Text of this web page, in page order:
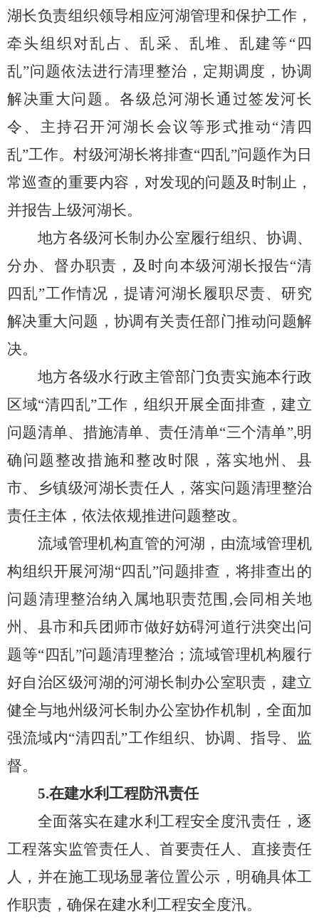
湖长负责组织领导相应河湖管理和保护工作，
牵头组织对乱占、乱采、乱堆、乱建等 “四
乱”问题依法进行清理整治，定期调度，协调
解决重大问题。各级总河湖长通过签发河长
令、主持召开河湖长 会议等形式推动“清四
乱”工作。村级河湖长将排查“四乱”问题作为日
常巡查的重要内容，对发现的问题及时制止，
并报告上级河湖长。
地方各级河长制办公室履行组织、协调、
分办、督办职责，及时向本级河湖长报告“清
四乱”工作情况，提请河湖长履职尽责、研究
解决重大问题，协调有关责任部门推动问题解
决。
地方各级水行政主管部门负责实施本行政
区域“清四乱”工作，组织开展全面排查，建立
问题清单、措施清单、责任清单“三个清单”,明
确问题整改措施和整改时限， 落实地州、县
市、乡镇级河湖长责任人 ，落实问题清理整治
责任主体，依法依规推进问题整改。
流域管理机构直管的河湖，由流域管理机
构组织开展河湖 “四乱”问题排查 ，将排查出的
问题清理整治纳入属地职责范围 ,会同相关地
州、县市和兵团师市做好妨碍河道行洪突出问
题等“四乱”问题清理整治 ； 流域管理机构履行
好自治区级河湖的河湖长制办公室职责 ，建立
健全与地州级河长制办公室协作机制，全面加
强流域内“清四乱”工作组织、 协调、指导、 监
督。
5.在建水利工程防汛责任
全面落实在建水利工程安全度汛责任，逐
工程落实监管责任人、首要责任人、直接责任
人，并在施工现场显著位置公示，明确具体工
作职责，确保在建水利工程安全度汛。